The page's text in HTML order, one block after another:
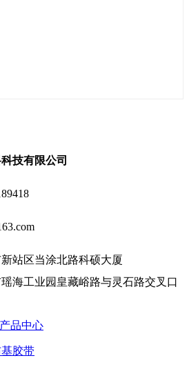
技有限公司
站区当涂北路科硕大厦
海工业园皇藏峪路与灵石路交叉口
产品中心